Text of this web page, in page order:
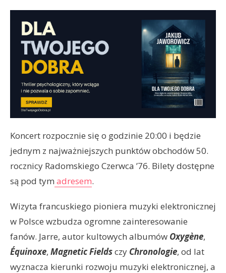
Koncert rozpocznie się o godzinie 20:00 i będzie
jednym z najważniejszych punktów obchodów 50.
rocznicy Radomskiego Czerwca ’76. Bilety dostępne
są pod tym adresem.
Wizyta francuskiego pioniera muzyki elektronicznej
w Polsce wzbudza ogromne zainteresowanie
fanów. Jarre, autor kultowych albumów Oxygène,
Équinoxe, Magnetic Fieldsczy Chronologie, od lat
wyznacza kierunki rozwoju muzyki elektronicznej, a